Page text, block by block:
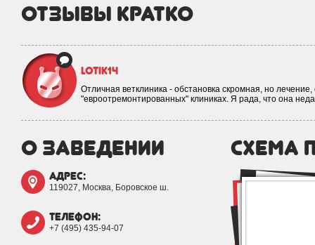
отзывы кратко
Lotik14
Отличная ветклиника - обстановка скромная, но
"евроотремонтированных" клиниках. Я рада, что она
о заведении
адрес:
119027, Москва, Боровское ш.
телефон:
+7 (495) 435-94-07
схема